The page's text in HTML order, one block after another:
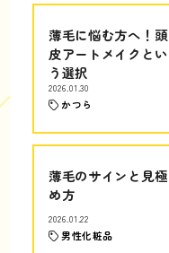
薄毛に悩む方へ！頭
皮アートメイクとい
う選択
2026.01.30
かつら
薄毛のサインと見極
め方
2026.01.22
男性化粧品